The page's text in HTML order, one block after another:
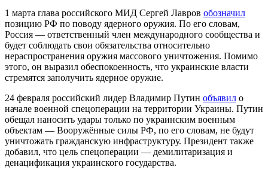
1 марта глава российского МИД Сергей Лавров обозначил
позицию РФ по поводу ядерного оружия. По его словам,
Россия — ответственный член международного сообщества и
будет соблюдать свои обязательства относительно
нераспространения оружия массового уничтожения. Помимо
этого, он выразил обеспокоенность, что украинские власти
стремятся заполучить ядерное оружие.
24 февраля российский лидер Владимир Путин объявил о
начале военной спецоперации на территории Украины. Путин
обещал наносить удары только по украинским военным
объектам — Вооружённые силы РФ, по его словам, не будут
уничтожать гражданскую инфраструктуру. Президент также
добавил, что цель спецоперации — демилитаризация и
денацификация украинского государства.